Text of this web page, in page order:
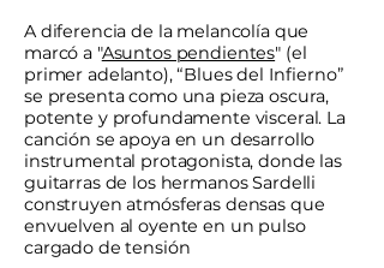
A diferencia de la melancolía que
marcó a "Asuntos pendientes" (el
primer adelanto), “Blues del Infierno”
se presenta como una pieza oscura,
potente y profundamente visceral. La
canción se apoya en un desarrollo
instrumental protagonista, donde las
guitarras de los hermanos Sardelli
construyen atmósferas densas que
envuelven al oyente en un pulso
cargado de tensión